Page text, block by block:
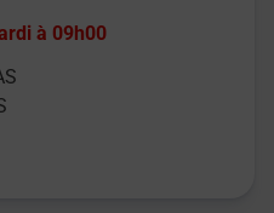
à 09h00